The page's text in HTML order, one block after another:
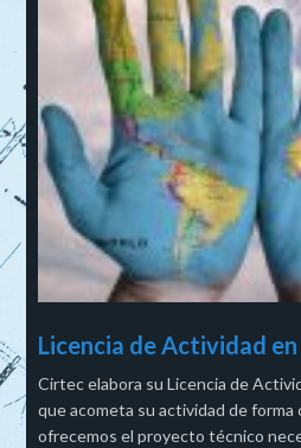
Licencia de Actividad
Cirtec elabora su Licencia de
que acometa su actividad de
ofrecemos el proyecto técnico